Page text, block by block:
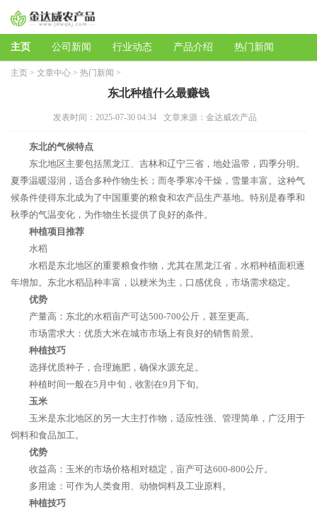
主页 公司新闻 行业动态 产品介绍 热门新闻
主页 > 文章中心 > 热门新闻 >
东北种植什么最赚钱
发表时间：2025-07-30 04:34 文章来源：金达威农产品
东北的气候特点
东北地区主要包括黑龙江、吉林和辽宁三省，地处温带，四季分明。
夏季温暖湿润，适合多种作物生长；而冬季寒冷干燥，雪量丰富。这种气
候条件使得东北成为了中国重要的粮食和农产品生产基地。特别是春季和
秋季的气温变化，为作物生长提供了良好的条件。
种植项目推荐
水稻
水稻是东北地区的重要粮食作物，尤其在黑龙江省，水稻种植面积逐
年增加。东北水稻品种丰富，以粳米为主，口感优良，市场需求稳定。
优势
产量高：东北的水稻亩产可达500-700公斤，甚至更高。
市场需求大：优质大米在城市市场上有良好的销售前景。
种植技巧
选择优质种子，合理施肥，确保水源充足。
种植时间一般在5月中旬，收割在9月下旬。
玉米
玉米是东北地区的另一大主打作物，适应性强、管理简单，广泛用于
饲料和食品加工。
优势
收益高：玉米的市场价格相对稳定，亩产可达600-800公斤。
多用途：可作为人类食用、动物饲料及工业原料。
种植技巧